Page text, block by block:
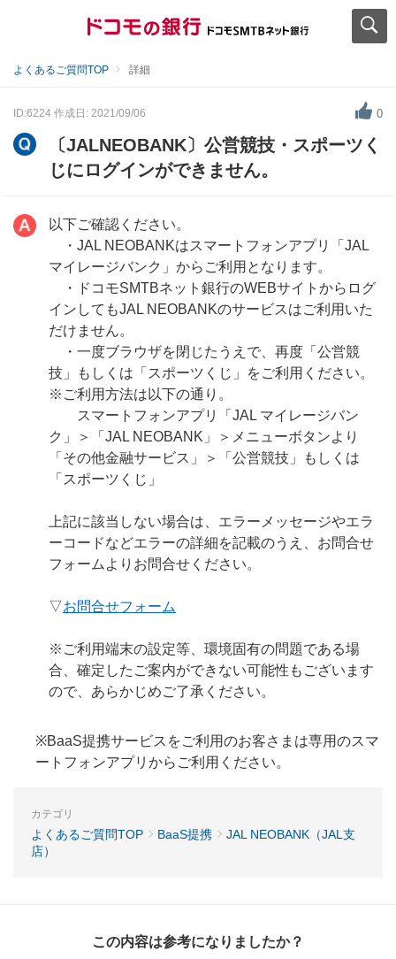
よくあるご質問TOP 詳細
ID:6224 作成日: 2021/09/06 0
〔JALNEOBANK〕公営競技・スポーツく
じにログインができません。
以下ご確認ください。
・JAL NEOBANKはスマートフォンアプリ「JAL
マイレージバンク」からご利用となります。
・ドコモSMTBネット銀行のWEBサイトからログ
インしてもJAL NEOBANKのサービスはご利用いた
だけません。
・一度ブラウザを閉じたうえで、再度「公営競
技」もしくは「スポーツくじ」をご利用ください。
※ご利用方法は以下の通り。
スマートフォンアプリ「JAL マイレージバン
ク」＞「JAL NEOBANK」＞メニューボタンより
「その他金融サービス」＞「公営競技」もしくは
「スポーツくじ」
上記に該当しない場合は、エラーメッセージやエラ
ーコードなどエラーの詳細を記載のうえ、お問合せ
フォームよりお問合せください。
▽お問合せフォーム
※ご利用端末の設定等、環境固有の問題である場
合、確定したご案内ができない可能性もございます
ので、あらかじめご了承ください。
※BaaS提携サービスをご利用のお客さまは専用のスマ
ートフォンアプリからご利用ください。
カテゴリ
よくあるご質問TOP BaaS提携
JAL NEOBANK（JAL支
店）
この内容は参考になりましたか？